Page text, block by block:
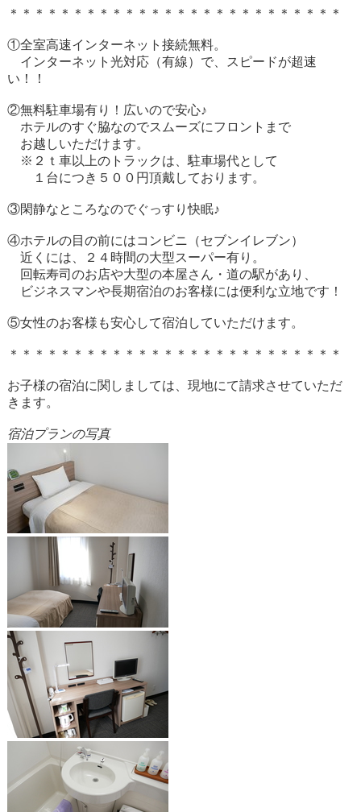
＊＊＊＊＊＊＊＊＊＊＊＊＊＊＊＊＊＊＊＊＊＊＊＊＊＊
①全室高速インターネット接続無料。
インターネット光対応（有線）で、スピードが超速
い！！
②無料駐車場有り！広いので安心♪
ホテルのすぐ脇なのでスムーズにフロントまで
お越しいただけます。
※２ｔ車以上のトラックは、駐車場代として
１台につき５００円頂戴しております。
③閑静なところなのでぐっすり快眠♪
④ホテルの目の前にはコンビニ（セブンイレブン）
近くには、２４時間の大型スーパー有り。
回転寿司のお店や大型の本屋さん・道の駅があり、
ビジネスマンや長期宿泊のお客様には便利な立地です！
⑤女性のお客様も安心して宿泊していただけます。
＊＊＊＊＊＊＊＊＊＊＊＊＊＊＊＊＊＊＊＊＊＊＊＊＊＊
お子様の宿泊に関しましては、現地にて請求させていただ
きます。
宿泊プランの写真